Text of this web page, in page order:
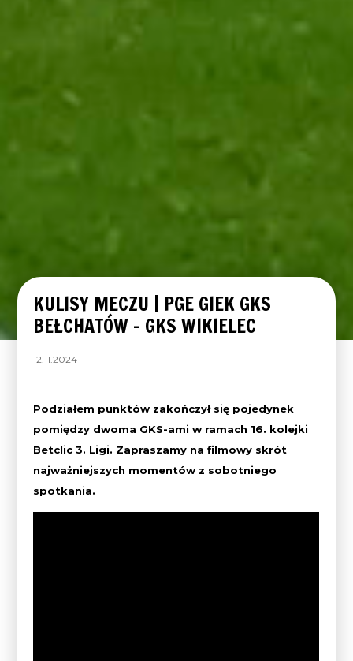
KULISY MECZU | PGE GIEK GKS
BEŁCHATÓW – GKS WIKIELEC
12.11.2024
Podziałem punktów zakończył się pojedynek
pomiędzy dwoma GKS-ami w ramach 16. kolejki
Betclic 3. Ligi. Zapraszamy na filmowy skrót
najważniejszych momentów z sobotniego
spotkania.